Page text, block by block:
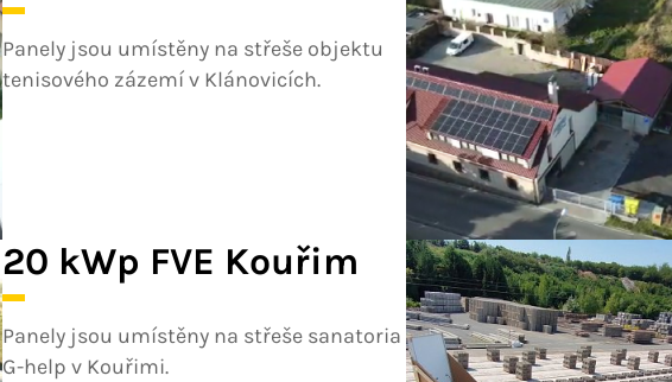
Panely jsou umístěny na střeše objektu
tenisového zázemí v Klánovicích.
20 kWp FVE Kouřim
Panely jsou umístěny na střeše sanatoria
G-help v Kouřimi.